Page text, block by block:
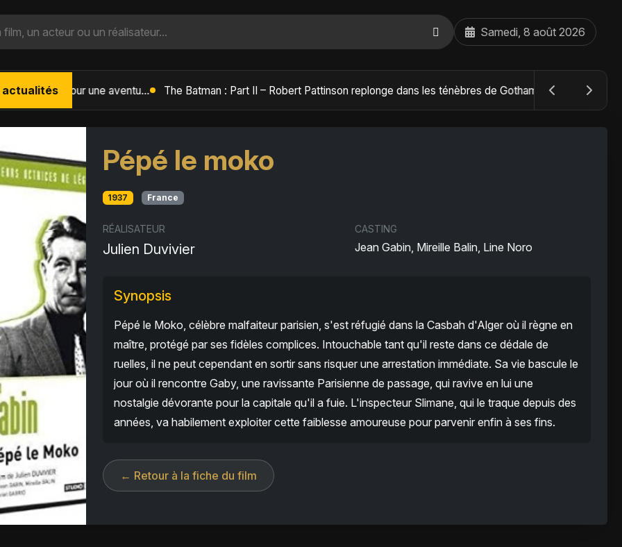
Samedi, 8 août 2026
actualités L'Âge de Glace : Le Réveil du Volcan – Manny, Sid et Diego de retour pour une aventure explosive The Batman : Part II – Robert Pattinson replonge dans les ténèbres de Gotham dès octobre 2027
Pépé le moko
1937 France
RÉALISATEUR
Julien Duvivier
CASTING
Jean Gabin, Mireille Balin, Line Noro
Synopsis
Pépé le Moko, célèbre malfaiteur parisien, s'est réfugié dans la Casbah d'Alger où il règne en
maître, protégé par ses fidèles complices. Intouchable tant qu'il reste dans ce dédale de
ruelles, il ne peut cependant en sortir sans risquer une arrestation immédiate. Sa vie bascule le
jour où il rencontre Gaby, une ravissante Parisienne de passage, qui ravive en lui une
nostalgie dévorante pour la capitale qu'il a fuie. L'inspecteur Slimane, qui le traque depuis des
années, va habilement exploiter cette faiblesse amoureuse pour parvenir enfin à ses fins.
← Retour à la fiche du film